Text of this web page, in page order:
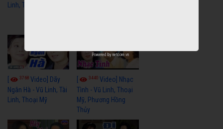
Linh, Tài Linh, Chí Linh
3768 Video] Dãy
Ngân Hà - Vũ Linh, Tài
Linh, Thoại Mỹ
3440Video] Nhạc
Tình - Vũ Linh, Thoại
Mỹ, Phương Hồng
Thủy
Powered by netcore.vn